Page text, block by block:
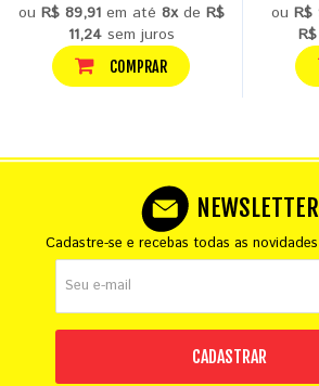
ou R$ 89,91em até 8xde R$
11,24sem juros
COMPRAR
ou R$
NEWSLETTER
Cadastre-se e recebas todas as
CADASTRAR